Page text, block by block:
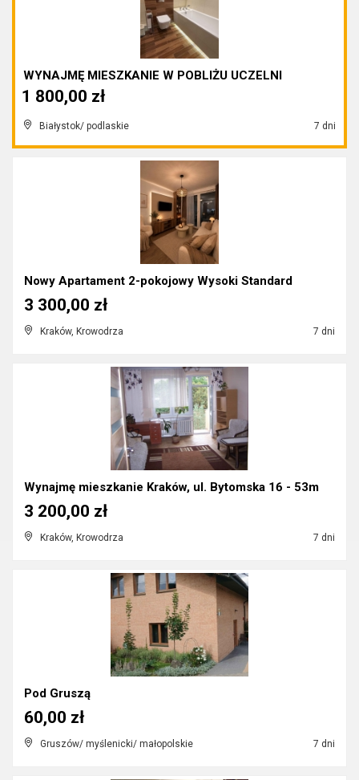
WYNAJMĘ MIESZKANIE W POBLIŻU UCZELNI
Białystok/ podlaskie 7 dni
1 800,00 zł
Nowy Apartament 2-pokojowy Wysoki Standard
Kraków, Krowodrza 7 dni
3 300,00 zł
Wynajmę mieszkanie Kraków, ul. Bytomska 16 - 53m
Kraków, Krowodrza 7 dni
3 200,00 zł
Pod Gruszą
Gruszów/ myślenicki/ małopolskie 7 dni
60,00 zł